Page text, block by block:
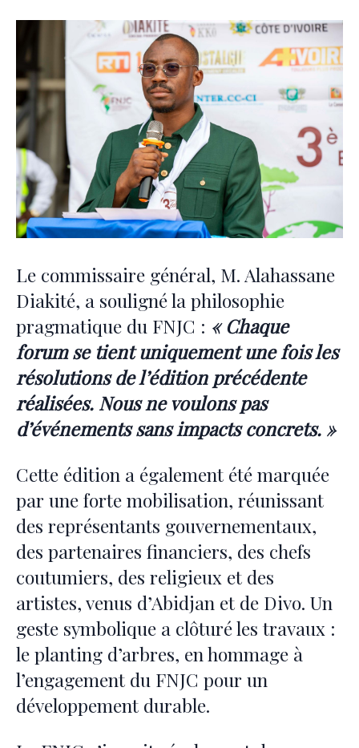
Le commissaire général, M. Alahassane
Diakité, a souligné la philosophie
pragmatique du FNJC : « Chaque
forum se tient uniquement une fois les
résolutions de l’édition précédente
réalisées. Nous ne voulons pas
d’événements sans impacts concrets. »
Cette édition a également été marquée
par une forte mobilisation, réunissant
des représentants gouvernementaux,
des partenaires financiers, des chefs
coutumiers, des religieux et des
artistes, venus d’Abidjan et de Divo. Un
geste symbolique a clôturé les travaux :
le planting d’arbres, en hommage à
l’engagement du FNJC pour un
développement durable.